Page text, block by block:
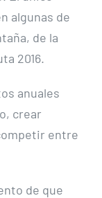
algunas de
de la
2016.
anuales
crear
entre
de que